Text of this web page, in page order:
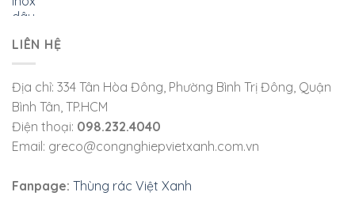
LIÊN HỆ
Địa chỉ: 334 Tân Hòa Đông, Phường Bình Trị Đông, Quận
Bình Tân, TP.HCM
Điện thoại: 098.232.4040
Email: greco@congnghiepvietxanh.com.vn
Fanpage: Thùng rác Việt Xanh